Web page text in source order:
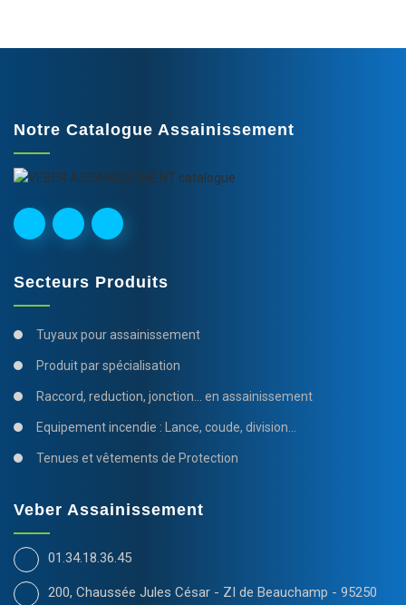
Notre Catalogue Assainissement
Secteurs Produits
Tuyaux pour assainissement
Produit par spécialisation
Raccord, reduction, jonction... en assainissement
Equipement incendie : Lance, coude, division...
Tenues et vêtements de Protection
Veber Assainissement
01.34.18.36.45
200, Chaussée Jules César - ZI de Beauchamp - 95250